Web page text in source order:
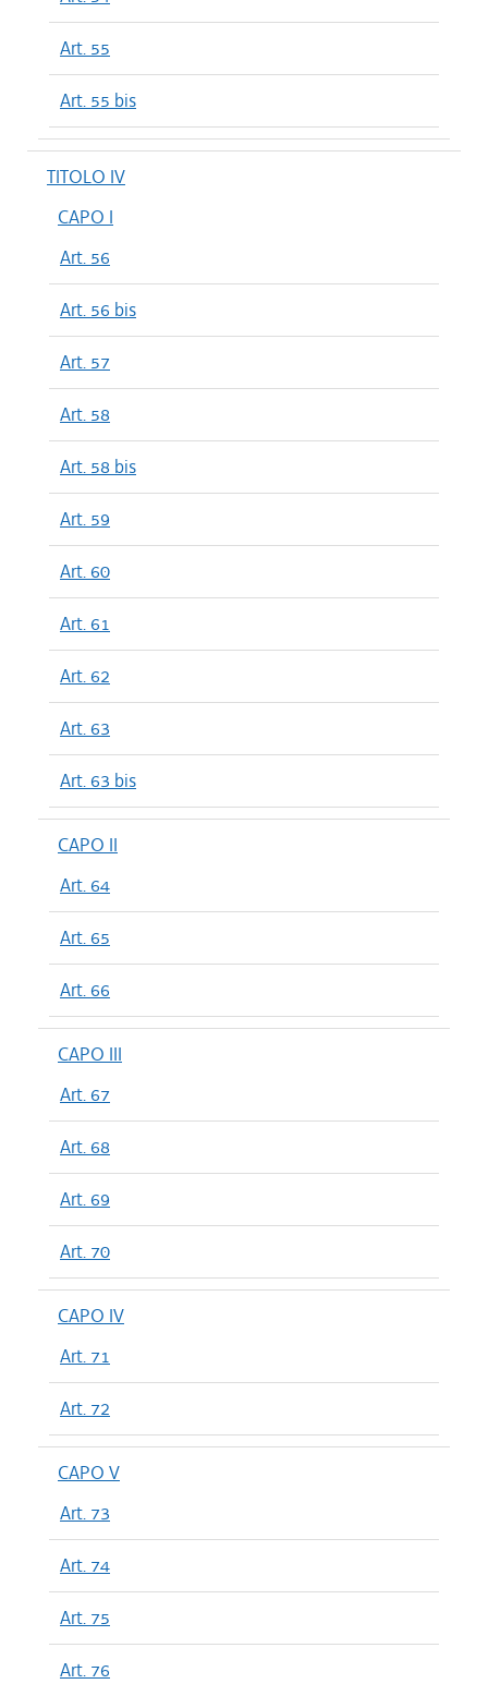
Art. 55
Art. 55 bis
TITOLO IV
CAPO I
Art. 56
Art. 56 bis
Art. 57
Art. 58
Art. 58 bis
Art. 59
Art. 60
Art. 61
Art. 62
Art. 63
Art. 63 bis
CAPO II
Art. 64
Art. 65
Art. 66
CAPO III
Art. 67
Art. 68
Art. 69
Art. 70
CAPO IV
Art. 71
Art. 72
CAPO V
Art. 73
Art. 74
Art. 75
Art. 76